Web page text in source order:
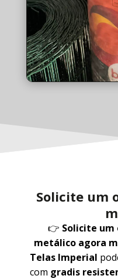
Solicite um
👉 Solicite
metálico agora
Telas Imperial
com gradis